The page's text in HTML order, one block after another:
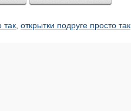
так открытки подруге просто так